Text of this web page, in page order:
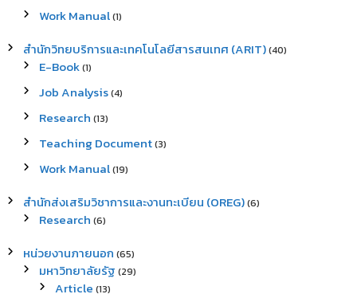
Work Manual(1)
สำนักวิทยบริการและเทคโนโลยีสารสนเทศ (ARIT)(40)
E-Book(1)
Job Analysis(4)
Research (13)
Teaching Document(3)
Work Manual(19)
สำนักส่งเสริมวิชาการและงานทะเบียน (OREG)(6)
Research (6)
หน่วยงานภายนอก (65)
มหาวิทยาลัยรัฐ (29)
Article (13)